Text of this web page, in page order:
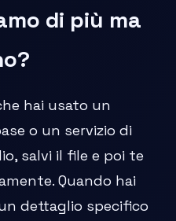
di più ma
hai usato un
o un servizio di
salvi il file e poi te
Quando hai
dettaglio specifico